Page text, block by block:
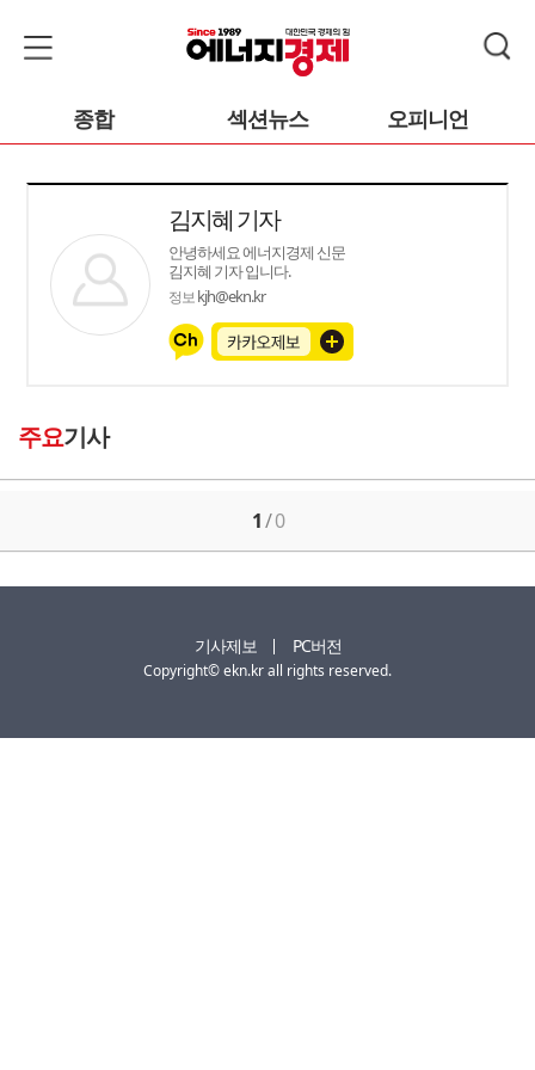
종합 섹션뉴스 오피니언
김지혜 기자
안녕하세요 에너지경제 신문
김지혜 기자 입니다.
정보kjh@ekn.kr
주요기사
1/0
기사제보 PC버전
Copyright© ekn.kr all rights reserved.